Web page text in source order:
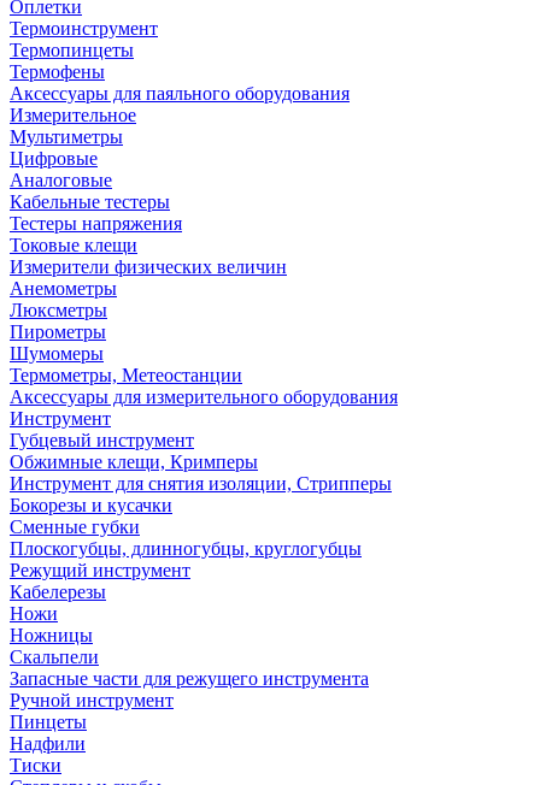
Оплетки
Термоинструмент
Термопинцеты
Термофены
Аксессуары для паяльного оборудования
Измерительное
Мультиметры
Цифровые
Аналоговые
Кабельные тестеры
Тестеры напряжения
Токовые клещи
Измерители физических величин
Анемометры
Люксметры
Пирометры
Шумомеры
Термометры, Метеостанции
Аксессуары для измерительного оборудования
Инструмент
Губцевый инструмент
Обжимные клещи, Кримперы
Инструмент для снятия изоляции, Стрипперы
Бокорезы и кусачки
Сменные губки
Плоскогубцы, длинногубцы, круглогубцы
Режущий инструмент
Кабелерезы
Ножи
Ножницы
Скальпели
Запасные части для режущего инструмента
Ручной инструмент
Пинцеты
Надфили
Тиски